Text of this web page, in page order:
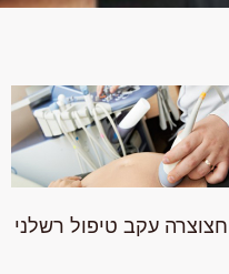
עקב טיפול רשלני